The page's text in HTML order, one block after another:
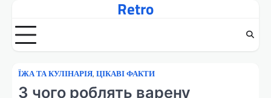
вмісту
Retro
ЇЖА ТА КУЛІНАРІЯ, ЦІКАВІ ФАКТИ
З чого роблять варену